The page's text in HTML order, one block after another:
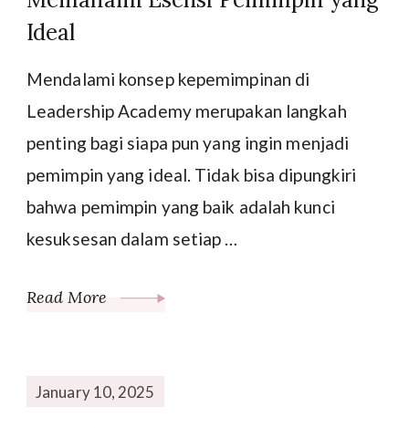
Ideal
Mendalami konsep kepemimpinan di
Leadership Academy merupakan langkah
penting bagi siapa pun yang ingin menjadi
pemimpin yang ideal. Tidak bisa dipungkiri
bahwa pemimpin yang baik adalah kunci
kesuksesan dalam setiap …
Read More
January 10, 2025